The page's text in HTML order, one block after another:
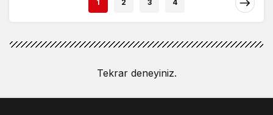
1 2 3 4
Tekrar deneyiniz.